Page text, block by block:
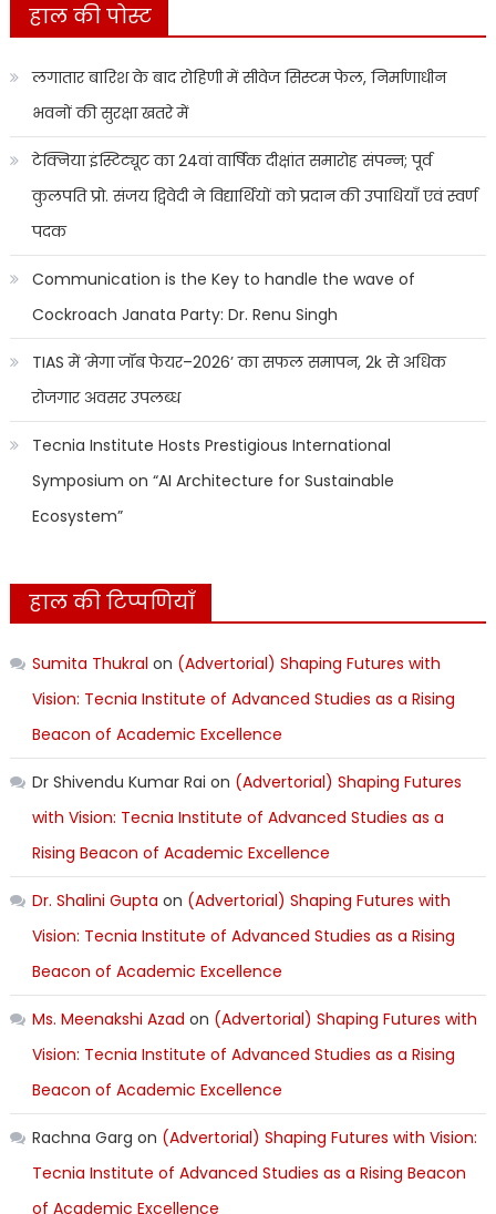
हाल की पोस्ट
लगातार बारिश के बाद रोहिणी में सीवेज सिस्टम फेल, निर्माणाधीन
भवनों की सुरक्षा खतरे में
टेक्निया इंस्टिट्यूट का 24वां वार्षिक दीक्षांत समारोह संपन्न; पूर्व
कुलपति प्रो. संजय द्विवेदी ने विद्यार्थियों को प्रदान की उपाधियाँ एवं स्वर्ण
पदक
Communication is the Key to handle the wave of
Cockroach Janata Party: Dr. Renu Singh
TIAS में ‘मेगा जॉब फेयर–2026’ का सफल समापन, 2k से अधिक
रोजगार अवसर उपलब्ध
Tecnia Institute Hosts Prestigious International
Symposium on “AI Architecture for Sustainable
Ecosystem”
हाल की टिप्पणियाँ
Sumita Thukral on (Advertorial) Shaping Futures with
Vision: Tecnia Institute of Advanced Studies as a Rising
Beacon of Academic Excellence
Dr Shivendu Kumar Rai on (Advertorial) Shaping Futures
with Vision: Tecnia Institute of Advanced Studies as a
Rising Beacon of Academic Excellence
Dr. Shalini Gupta on (Advertorial) Shaping Futures with
Vision: Tecnia Institute of Advanced Studies as a Rising
Beacon of Academic Excellence
Ms. Meenakshi Azad on (Advertorial) Shaping Futures with
Vision: Tecnia Institute of Advanced Studies as a Rising
Beacon of Academic Excellence
Rachna Garg on (Advertorial) Shaping Futures with Vision:
Tecnia Institute of Advanced Studies as a Rising Beacon
of Academic Excellence